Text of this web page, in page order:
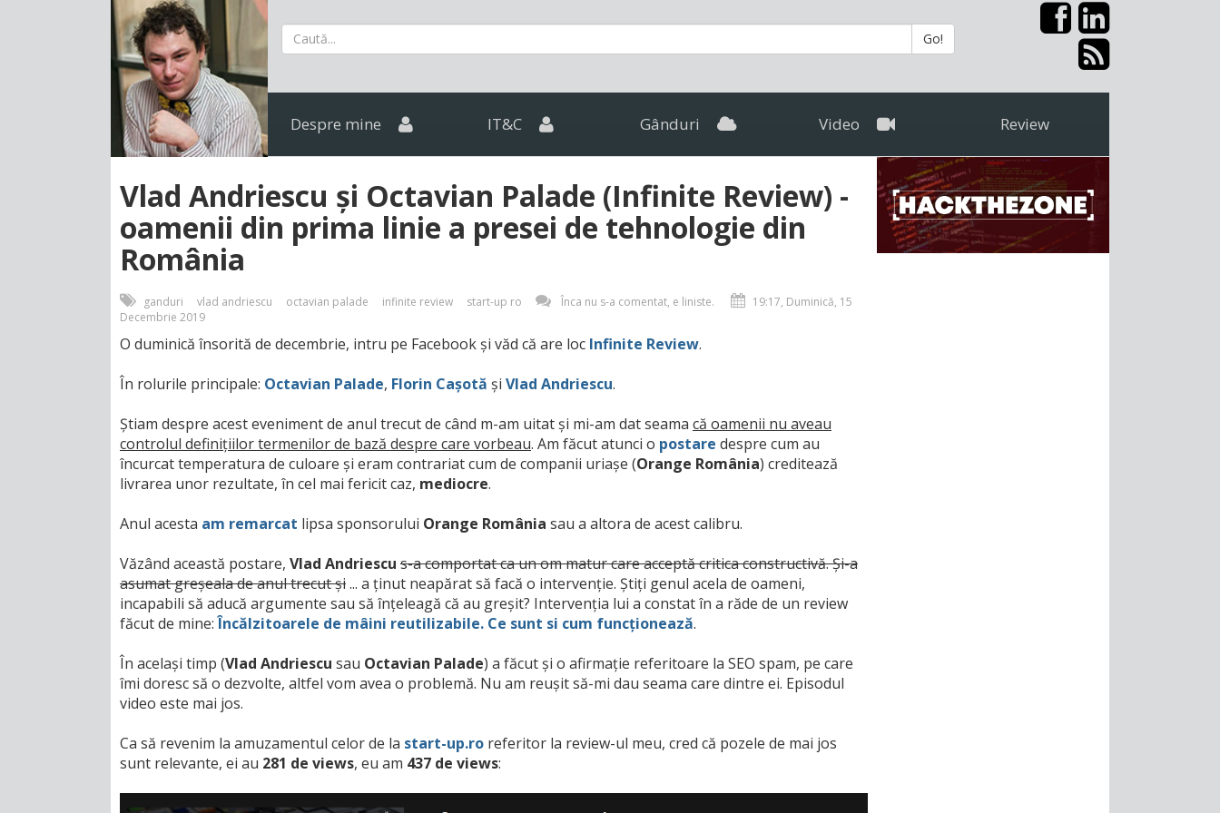
Go!
Despre mine IT&C Gânduri Video Review
Vlad Andriescu și Octavian Palade (Infinite Review) -
oamenii din prima linie a presei de tehnologie din
România
ganduri vlad andriescu octavian palade infinite review start-up ro Înca nu s-a comentat, e liniste.
19:17, Duminică, 15
Decembrie 2019
O duminică însorită de decembrie, intru pe Facebook și văd că are loc Infinite Review.
În rolurile principale: Octavian Palade, Florin Cașotă și Vlad Andriescu.
Știam despre acest eveniment de anul trecut de când m-am uitat și mi-am dat seama că oamenii nu aveau
controlul definițiilor termenilor de bază despre care vorbeau. Am făcut atunci o postare despre cum au
încurcat temperatura de culoare și eram contrariat cum de companii uriașe (Orange România) creditează
livrarea unor rezultate, în cel mai fericit caz, mediocre.
Anul acesta am remarcat lipsa sponsorului Orange România sau a altora de acest calibru.
Văzând această postare, Vlad Andriescu s-a comportat ca un om matur care acceptă critica constructivă. Și-a
asumat greșeala de anul trecut și... a ținut neapărat să facă o intervenție. Știți genul acela de oameni,
incapabili să aducă argumente sau să înțeleagă că au greșit? Intervenția lui a constat în a răde de un review
făcut de mine:Încălzitoarele de mâini reutilizabile. Ce sunt si cum funcționează.
În același timp (Vlad Andriescu sau Octavian Palade) a făcut și o afirmație referitoare la SEO spam, pe care
îmi doresc să o dezvolte, altfel vom avea o problemă. Nu am reușit să-mi dau seama care dintre ei. Episodul
video este mai jos.
Ca să revenim la amuzamentul celor de la start-up.ro referitor la review-ul meu, cred că pozele de mai jos
sunt relevante, ei au 281 de views, eu am 437 de views: